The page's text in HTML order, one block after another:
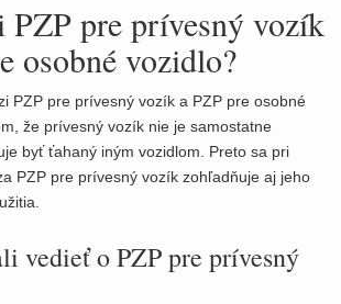
pre prívesný vozík
osobné vozidlo?
PZP pre prívesný vozík a PZP pre osobné
že prívesný vozík nie je samostatne
byť ťahaný iným vozidlom. Preto sa pri
PZP pre prívesný vozík zohľadňuje aj jeho
vedieť o PZP pre prívesný